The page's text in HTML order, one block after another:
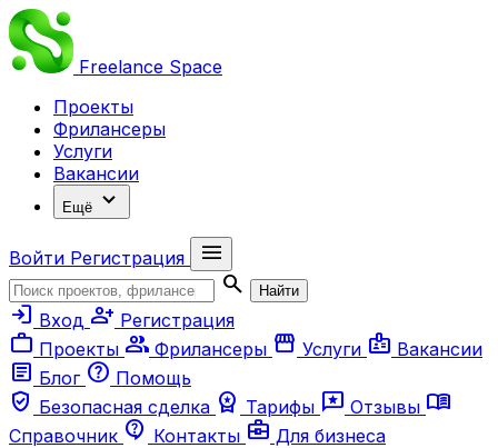
Freelance Space
Проекты
Фрилансеры
Услуги
Вакансии
Ещё expand_more
Войти Регистрация
menu
search
Найти
login Вход person_add Регистрация
work Проекты group Фрилансеры storefront Услуги badge Вакансии
article Блог help Помощь
verified_user Безопасная сделка workspace_premium Тарифы reviews Отзывы menu_book
Справочник contact_support Контакты business_center Для бизнеса